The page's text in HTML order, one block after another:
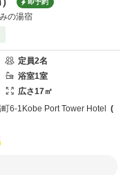
即予約
の湯宿
定員2名
浴室1室
広さ17㎡
6-1 Kobe Port Tower Hotel